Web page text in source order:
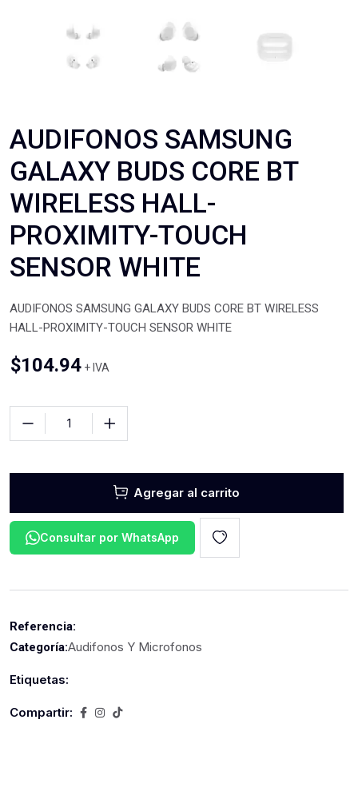
AUDIFONOS SAMSUNG
GALAXY BUDS CORE BT
WIRELESS HALL-
PROXIMITY-TOUCH
SENSOR WHITE
AUDIFONOS SAMSUNG GALAXY BUDS CORE BT WIRELESS
HALL-PROXIMITY-TOUCH SENSOR WHITE
$104.94 + IVA
Agregar al carrito
Consultar por WhatsApp
Referencia:
Categoría:Audifonos Y Microfonos
Etiquetas:
Compartir: